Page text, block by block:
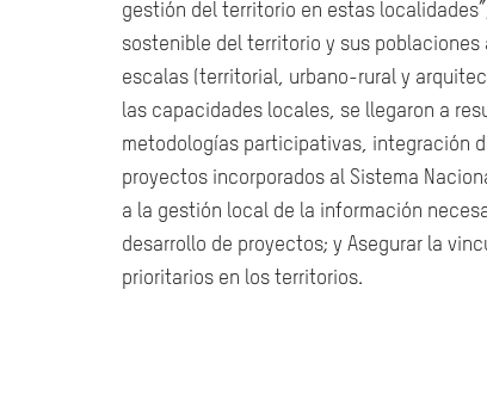
gestión del territorio en estas
sostenible del territorio y sus
escalas (territorial, urbano-rural y
las capacidades locales, se llegaron a
metodologías participativas, integración
proyectos incorporados al Sistema
a la gestión local de la información
desarrollo de proyectos; y Asegurar la
prioritarios en los territorios.